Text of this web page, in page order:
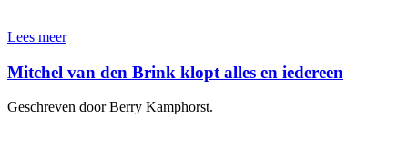
Lees meer
Mitchel van den Brink klopt alles en iedereen
Geschreven door Berry Kamphorst.